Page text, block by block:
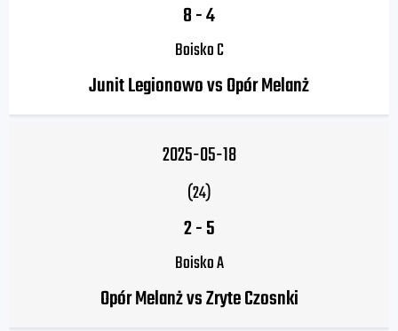
8-4
Boisko C
Junit Legionowo vs Opór Melanż
2025-05-18
(24)
2-5
Boisko A
Opór Melanż vs Zryte Czosnki